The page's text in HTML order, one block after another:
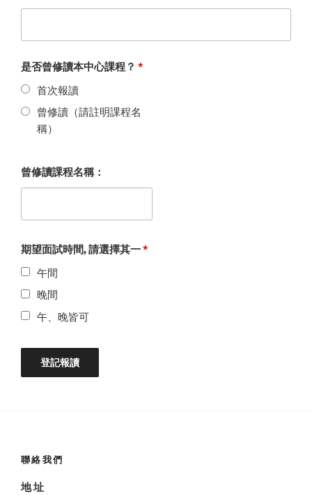
是否曾修讀本中心課程？ *
首次報讀
曾修讀（請註明課程名
稱）
曾修讀課程名稱：
期望面試時間, 請選擇其一*
午間
晚間
午、晚皆可
聯絡我們
地 址